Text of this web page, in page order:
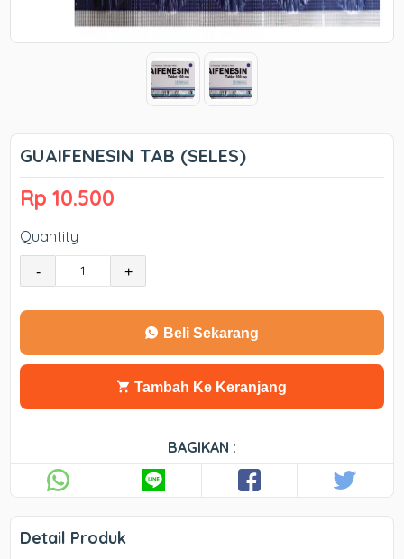
GUAIFENESIN TAB (SELES)
Rp 10.500
Quantity
- +
Beli Sekarang
Tambah Ke Keranjang
BAGIKAN :
Detail Produk